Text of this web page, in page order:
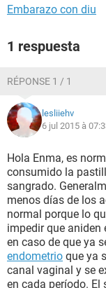
Embarazo con diu
1 respuesta
RÉPONSE 1 / 1
lesliiehv
6 jul 2015 à
Hola Enma, es
consumido la
sangrado.
menos días de los
normal porque lo
impedir que aniden
en caso de que ya
endometrio que ya
canal vaginal y se
en cada período. El